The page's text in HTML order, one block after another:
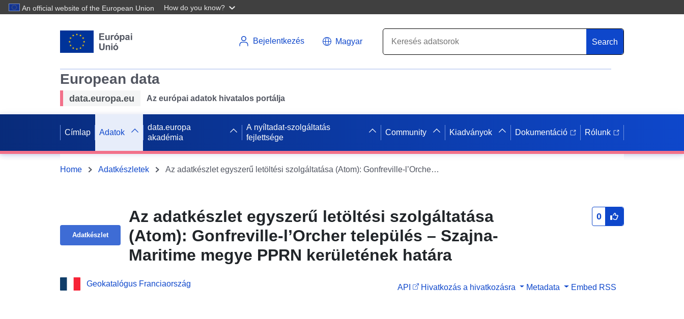
An official website of the European Union How do you know?
Bejelentkezés Magyar Search
European data
data.europa.eu Az európai adatok hivatalos portálja
Címlap Adatok
data.europa
akadémia
A nyíltadat-szolgáltatás
fejlettsége
Community Kiadványok Dokumentáció Rólunk
Home Adatkészletek Az adatkészlet egyszerű letöltési szolgáltatása (Atom): Gonfreville-l’Orcher település – Szajna-Maritime megye PPRN kerületének határa
Adatkészlet
Az adatkészlet egyszerű letöltési szolgáltatása
(Atom): Gonfreville-l’Orcher település – Szajna-
Maritime megye PPRN kerületének határa
0
Geokatalógus Franciaország API Hivatkozás a hivatkozásra Metadata Embed RSS